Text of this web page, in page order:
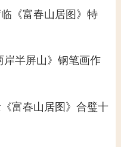
《富春山居图》特
半屏山》钢笔画作
富春山居图》合璧十